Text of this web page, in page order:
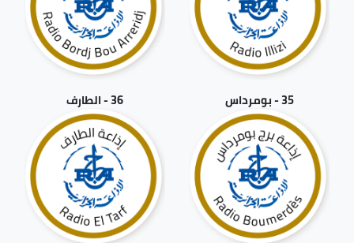
35 - بومرداس 36 - الطارف